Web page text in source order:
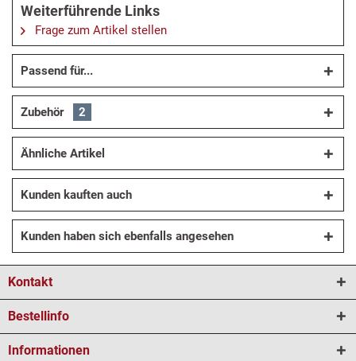
Weiterführende Links
Frage zum Artikel stellen
Passend für...
Zubehör 2
Ähnliche Artikel
Kunden kauften auch
Kunden haben sich ebenfalls angesehen
Kontakt
Bestellinfo
Informationen